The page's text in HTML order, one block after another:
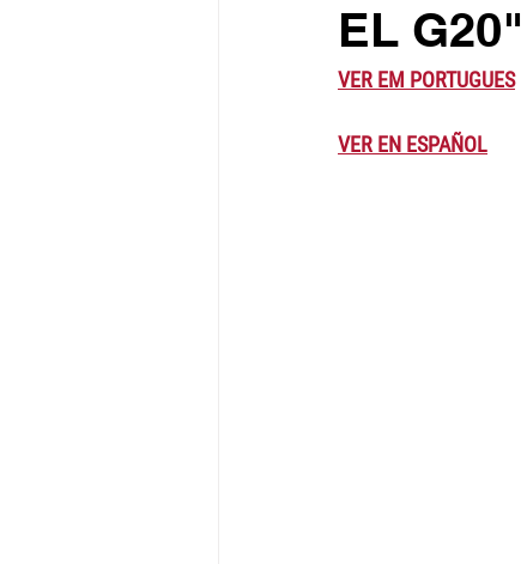
EL
VER EM PORTUGUES
VER EN ESPAÑOL